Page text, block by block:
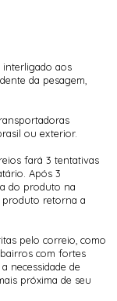
interligado aos
da pesagem,
ou exterior.
fará 3 tentativas
Após 3
do produto na
produto retorna a
pelo correio, como
com fortes
necessidade de
próxima de seu